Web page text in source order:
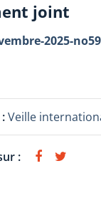
joint
2025-
Veille
: